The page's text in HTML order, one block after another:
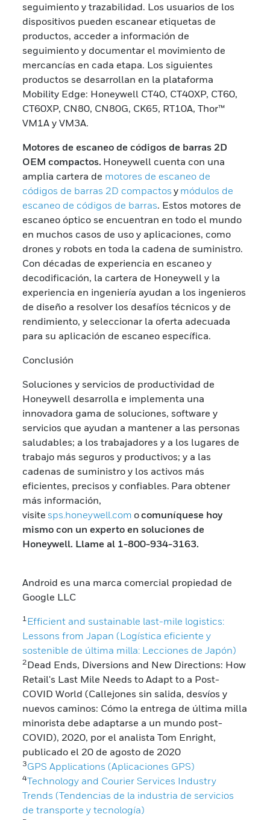
seguimiento y trazabilidad. Los usuarios de los
dispositivos pueden escanear etiquetas de
productos, acceder a información de
seguimiento y documentar el movimiento de
mercancías en cada etapa. Los siguientes
productos se desarrollan en la plataforma
Mobility Edge: Honeywell CT40, CT40XP, CT60,
CT60XP, CN80, CN80G, CK65, RT10A, Thor™
VM1A y VM3A.
Motores de escaneo de códigos de barras 2D
OEM compactos. Honeywell cuenta con una
amplia cartera de motores de escaneo de
códigos de barras 2D compactos y módulos de
escaneo de códigos de barras. Estos motores de
escaneo óptico se encuentran en todo el mundo
en muchos casos de uso y aplicaciones, como
drones y robots en toda la cadena de suministro.
Con décadas de experiencia en escaneo y
decodificación, la cartera de Honeywell y la
experiencia en ingeniería ayudan a los ingenieros
de diseño a resolver los desafíos técnicos y de
rendimiento, y seleccionar la oferta adecuada
para su aplicación de escaneo específica.
Conclusión
Soluciones y servicios de productividad de
Honeywell desarrolla e implementa una
innovadora gama de soluciones, software y
servicios que ayudan a mantener a las personas
saludables; a los trabajadores y a los lugares de
trabajo más seguros y productivos; y a las
cadenas de suministro y los activos más
eficientes, precisos y confiables. Para obtener
más información,
visite sps.honeywell.com ocomuníquese hoy
mismo con un experto en soluciones de
Honeywell. Llame al 1-800-934-3163.
Android es una marca comercial propiedad de
Google LLC
1Efficient and sustainable last-mile logistics:
Lessons from Japan (Logística eficiente y
sostenible de última milla: Lecciones de Japón)
2Dead Ends, Diversions and New Directions: How
Retail's Last Mile Needs to Adapt to a Post-
COVID World (Callejones sin salida, desvíos y
nuevos caminos: Cómo la entrega de última milla
minorista debe adaptarse a un mundo post-
COVID), 2020, por el analista Tom Enright,
publicado el 20 de agosto de 2020
3GPS Applications (Aplicaciones GPS)
4Technology and Courier Services Industry
Trends (Tendencias de la industria de servicios
de transporte y tecnología)